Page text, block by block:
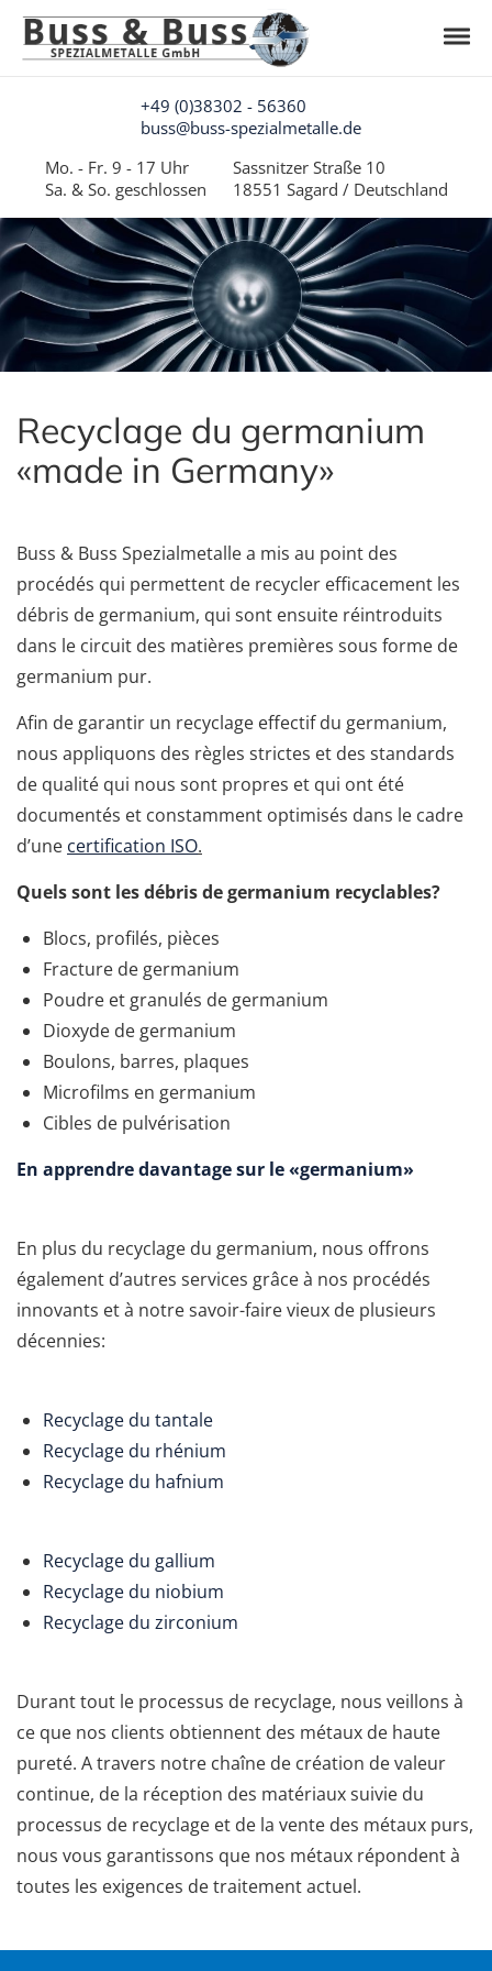
Skip to navigation
Skip to content
Buss & Buss Spezialmetalle GmbH
+49 (0)38302 - 56360
buss@buss-spezialmetalle.de
Mo. - Fr. 9 - 17 Uhr
Sa. & So. geschlossen
Sassnitzer Straße 10
18551 Sagard / Deutschland
Recyclage du germanium
«made in Germany»
Buss & Buss Spezialmetalle a mis au point des
procédés qui permettent de recycler efficacement les
débris de germanium, qui sont ensuite réintroduits
dans le circuit des matières premières sous forme de
germanium pur.
Afin de garantir un recyclage effectif du germanium,
nous appliquons des règles strictes et des standards
de qualité qui nous sont propres et qui ont été
documentés et constamment optimisés dans le cadre
d’une certification ISO.
Quels sont les débris de germanium recyclables?
Blocs, profilés, pièces
Fracture de germanium
Poudre et granulés de germanium
Dioxyde de germanium
Boulons, barres, plaques
Microfilms en germanium
Cibles de pulvérisation
En apprendre davantage sur le «germanium»
En plus du recyclage du germanium, nous offrons
également d’autres services grâce à nos procédés
innovants et à notre savoir-faire vieux de plusieurs
décennies:
Recyclage du tantale
Recyclage du rhénium
Recyclage du hafnium
Recyclage du gallium
Recyclage du niobium
Recyclage du zirconium
Durant tout le processus de recyclage, nous veillons à
ce que nos clients obtiennent des métaux de haute
pureté. A travers notre chaîne de création de valeur
continue, de la réception des matériaux suivie du
processus de recyclage et de la vente des métaux purs,
nous vous garantissons que nos métaux répondent à
toutes les exigences de traitement actuel.